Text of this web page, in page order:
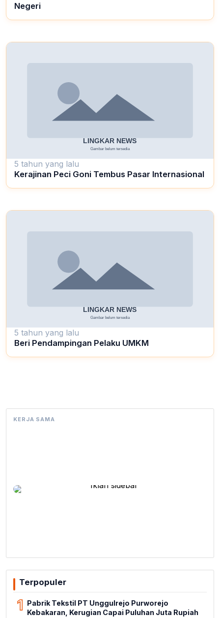
Negeri
5 tahun yang lalu
Kerajinan Peci Goni Tembus Pasar Internasional
5 tahun yang lalu
Beri Pendampingan Pelaku UMKM
KERJA SAMA
Terpopuler
1 Pabrik Tekstil PT Unggulrejo Purworejo
Kebakaran, Kerugian Capai Puluhan Juta Rupiah